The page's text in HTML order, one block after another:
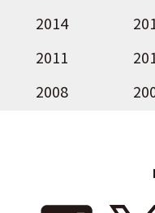
2014
2011
2008